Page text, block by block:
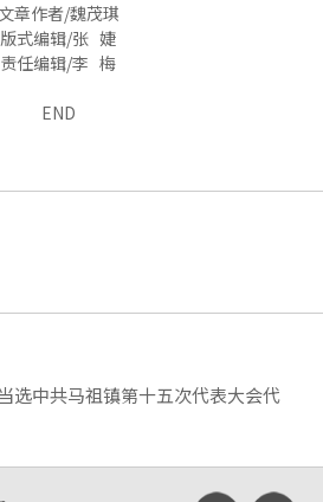
文章作者/魏茂琪
版式编辑/张 婕
责任编辑/李 梅
END
选中共马祖镇第十五次代表大会代